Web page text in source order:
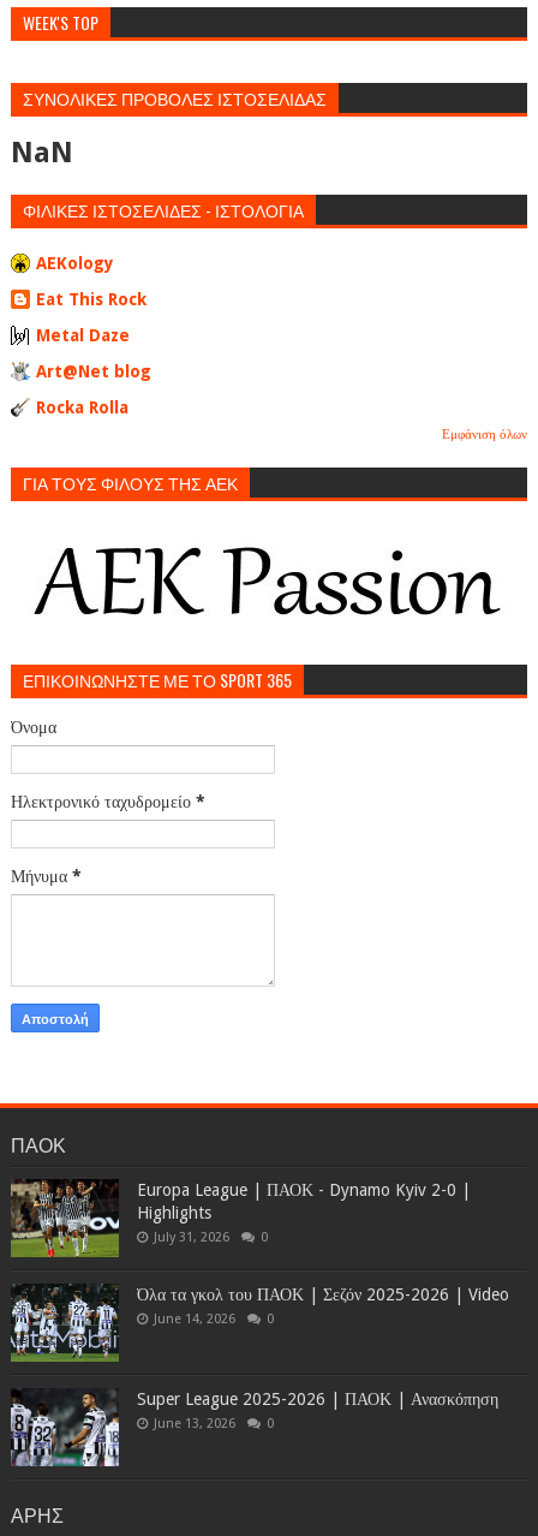
WEEK'S TOP
ΣΥΝΟΛΙΚΕΣ ΠΡΟΒΟΛΕΣ ΙΣΤΟΣΕΛΙΔΑΣ
NaN
ΦΙΛΙΚΕΣ ΙΣΤΟΣΕΛΙΔΕΣ - ΙΣΤΟΛΟΓΙΑ
AEKology
Eat This Rock
Metal Daze
Art@Net blog
Rocka Rolla
Εμφάνιση όλων
ΓΙΑ ΤΟΥΣ ΦΙΛΟΥΣ ΤΗΣ ΑΕΚ
ΕΠΙΚΟΙΝΩΝΗΣΤΕ ΜΕ ΤΟ SPORT 365
Όνομα
Ηλεκτρονικό ταχυδρομείο *
Μήνυμα *
ΠΑΟΚ
Europa League | ΠΑΟΚ - Dynamo Kyiv 2-0 |
Highlights
July 31, 2026 0
Όλα τα γκολ του ΠΑΟΚ | Σεζόν 2025-2026 | Video
June 14, 2026 0
Super League 2025-2026 | ΠΑΟΚ | Ανασκόπηση
June 13, 2026 0
ΑΡΗΣ